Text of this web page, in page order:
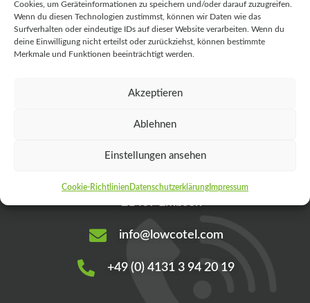
Cookies, um Geräteinformationen zu speichern und/oder darauf zuzugreifen.
Wenn du diesen Technologien zustimmst, können wir Daten wie das
Surfverhalten oder eindeutige IDs auf dieser Website verarbeiten. Wenn du
deine Einwilligung nicht erteilst oder zurückziehst, können bestimmte
Merkmale und Funktionen beeinträchtigt werden.
Akzeptieren
Ablehnen
Einstellungen ansehen
Cookie-Richtlinien Datenschutzerklärung Impressum
Kontakt
Am Kiefernring 21
21409 Embsen
info@lowcotel.com
+49 (0) 4131 3 94 20 19